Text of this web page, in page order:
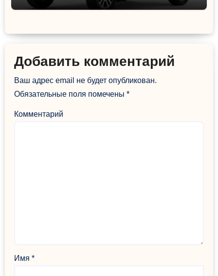
Добавить комментарий
Ваш адрес email не будет опубликован.
Обязательные поля помечены*
Комментарий
Имя*